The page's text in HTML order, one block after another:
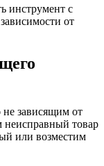
инструмент с
от
не зависящим от
неисправный товар
или возместим